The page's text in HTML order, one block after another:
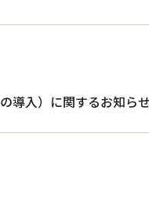
導入）に関するお知らせ